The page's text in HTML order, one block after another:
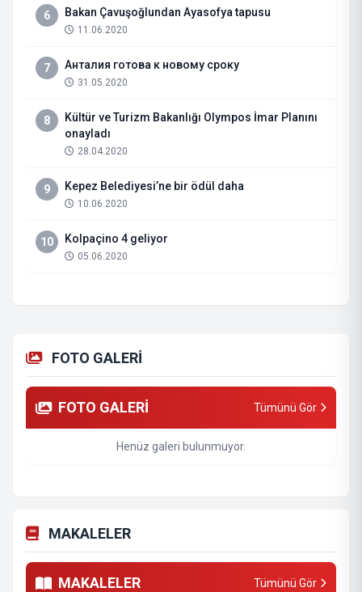
6 Bakan Çavuşoğlundan Ayasofya tapusu
11.06.2020
7 Анталия готова к новому сроку
31.05.2020
8
Kültür ve Turizm Bakanlığı Olympos İmar Planını
onayladı
28.04.2020
9 Kepez Belediyesi’ne bir ödül daha
10.06.2020
10 Kolpaçino 4 geliyor
05.06.2020
FOTO GALERİ
FOTO GALERİ Tümünü Gör
Henüz galeri bulunmuyor.
MAKALELER
MAKALELER Tümünü Gör